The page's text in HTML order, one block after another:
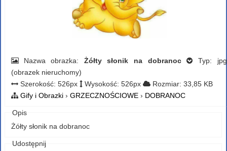
Nazwa obrazka: Żółty słonik na dobranoc
Typ: jpg
(obrazek nieruchomy)
Szerokość: 526px Wysokość: 526px
Rozmiar: 33,85 KB
Gify i Obrazki› GRZECZNOŚCIOWE › DOBRANOC
Opis
Żółty słonik na dobranoc
Udostępnij